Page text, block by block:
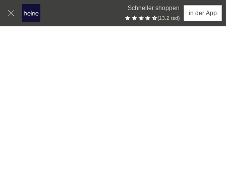
Schneller shoppen
(13.2 tsd)
in der App